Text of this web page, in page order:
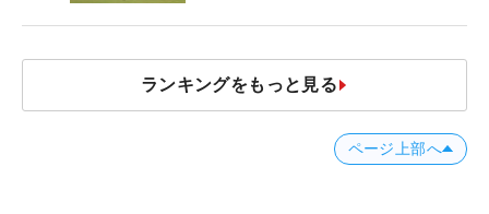
ランキングをもっと見る
ページ上部へ